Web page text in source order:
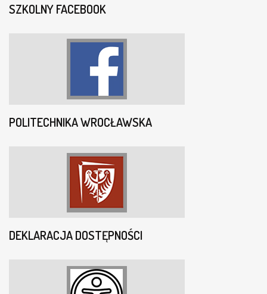
SZKOLNY FACEBOOK
POLITECHNIKA WROCŁAWSKA
DEKLARACJA DOSTĘPNOŚCI